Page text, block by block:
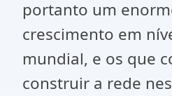
portanto um
crescimento em
mundial, e os que
construir a rede